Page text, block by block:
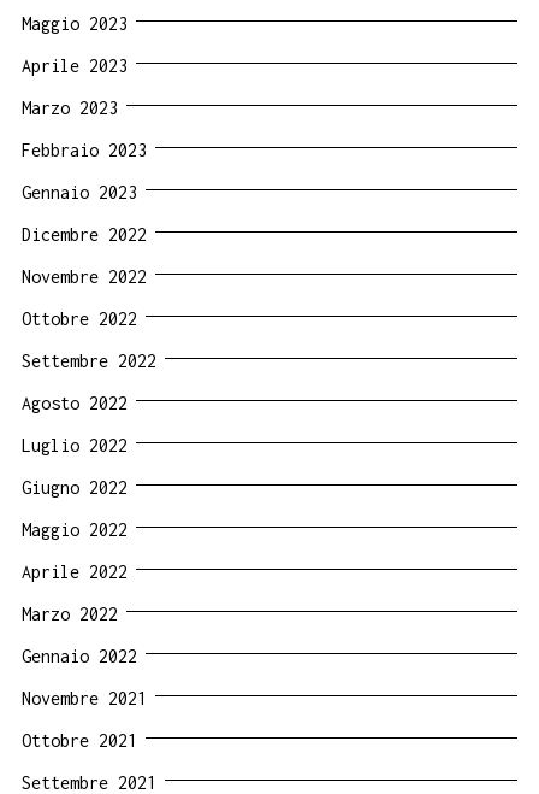
Maggio 2023
Aprile 2023
Marzo 2023
Febbraio 2023
Gennaio 2023
Dicembre 2022
Novembre 2022
Ottobre 2022
Settembre 2022
Agosto 2022
Luglio 2022
Giugno 2022
Maggio 2022
Aprile 2022
Marzo 2022
Gennaio 2022
Novembre 2021
Ottobre 2021
Settembre 2021